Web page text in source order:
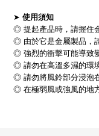
➤ 使用須知
◎ 提起產品時，請握住
◎ 由於它是金屬製品，
◎ 強烈的衝擊可能導致變
◎ 請勿在高溫多濕的環
◎ 請勿將風鈴部分浸泡
◎ 在極弱風或強風的地